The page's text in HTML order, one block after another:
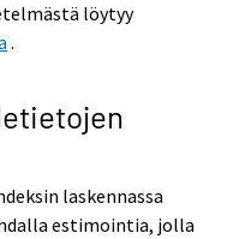
löytyy
.
laskennassa
estimointia, jolla